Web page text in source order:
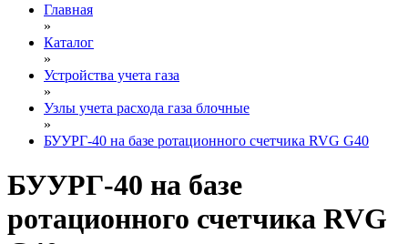
Главная
»
Каталог
»
Устройства учета газа
»
Узлы учета расхода газа блочные
»
БУУРГ-40 на базе ротационного счетчика RVG G40
БУУРГ-40 на базе
ротационного счетчика RVG